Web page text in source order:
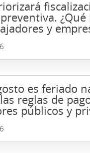
¿Qué
y
es feriado
reglas de
públicos y